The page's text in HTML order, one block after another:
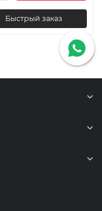
Быстрый заказ